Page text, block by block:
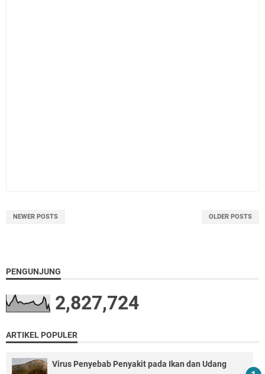
NEWER POSTS OLDER POSTS
PENGUNJUNG
2,827,724
ARTIKEL POPULER
Virus Penyebab Penyakit pada Ikan dan Udang